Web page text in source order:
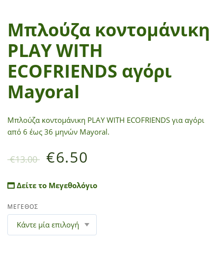
Μπλούζα κοντομάνικη
PLAY WITH
ECOFRIENDS αγόρι
Mayoral
Μπλούζα κοντομάνικη PLAY WITH ECOFRIENDS για αγόρι
από 6 έως 36 μηνών Mayoral.
€13.00 €6.50
Δείτε το Μεγεθολόγιο
ΜΕΓΕΘΟΣ